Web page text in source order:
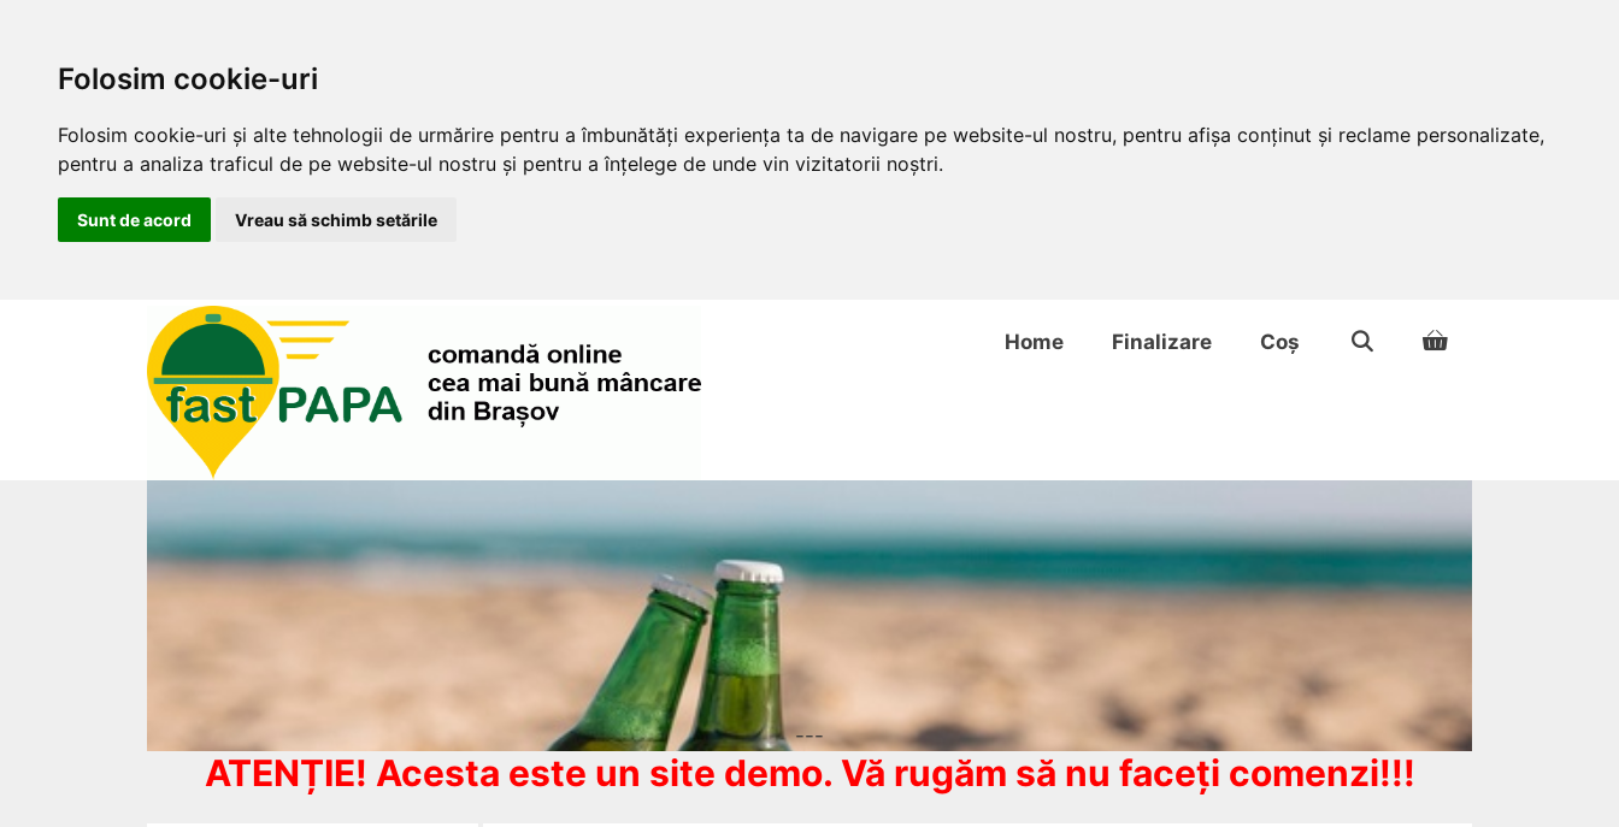
Folosim cookie-uri
Folosim cookie-uri și alte tehnologii de urmărire pentru a îmbunătăți experiența ta de navigare pe website-ul nostru, pentru afișa conținut și reclame personalizate,
pentru a analiza traficul de pe website-ul nostru și pentru a înțelege de unde vin vizitatorii noștri.
Sunt de acord Vreau să schimb setările
Home Finalizare Coș
---
ATENȚIE! Acesta este un site demo. Vă rugăm să nu faceți comenzi!!!